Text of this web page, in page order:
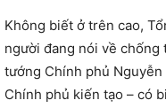
Không biết ở trên cao,
người đang nói về chống
tướng Chính phủ
Chính phủ kiến tạo – có